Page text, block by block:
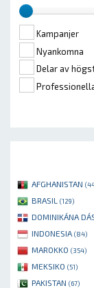
Kampanjer
Nyankomna
Delar av
AFGHANISTAN
BRASIL (129)
DOMINIKÁNA
INDONESIA (84)
MAROKKO (354)
MEKSIKO (51)
PAKISTAN (67)